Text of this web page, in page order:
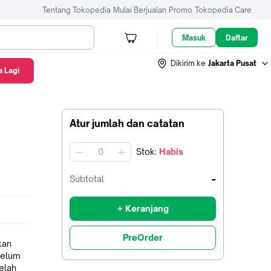
Tentang Tokopedia Mulai Berjualan Promo Tokopedia Care
Masuk Daftar
Dikirim ke Jakarta Pusat
Atur jumlah dan catatan
jumlah Stok: Habis
Subtotal -
+ Keranjang
PreOrder
Lagi